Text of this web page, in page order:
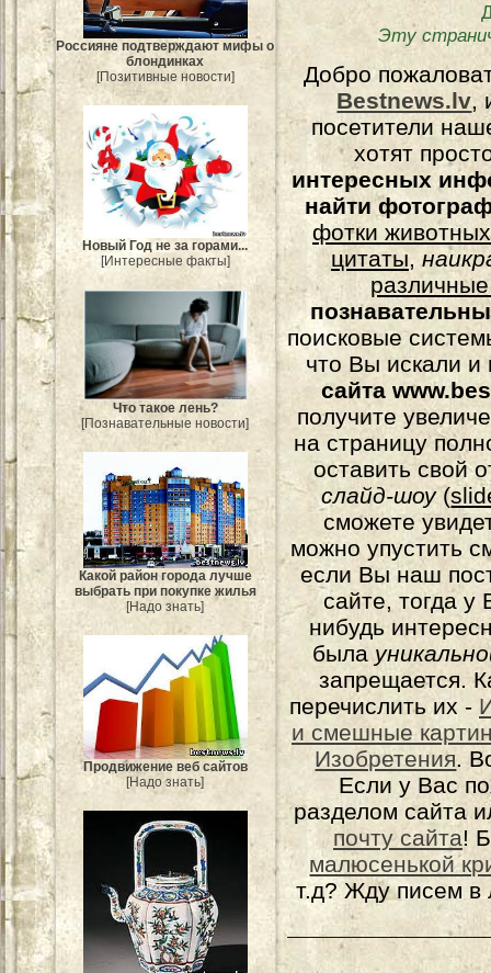
Россияне подтверждают мифы о
блондинках
[Позитивные новости]
Новый Год не за горами...
[Интересные факты]
Что такое лень?
[Познавательные новости]
Какой район города лучше
выбрать при покупке жилья
[Надо знать]
Продвижение веб сайтов
[Надо знать]
Эту
Добро
Bestnews.lv,
посетители
хотят
интересных
найти
фотки животных
цитаты,
поисковые
что Вы искали и
сайта
получите
на страницу
оставить свой
слайд-шоу(
сможете
можно упустить
если Вы наш
сайте, тогда у
нибудь
была
запрещается.
перечислить их -
и смешные
Изобретения.
Если у Вас
разделом сайта
почту сайта!
малюсенькой
т.д? Жду писем в